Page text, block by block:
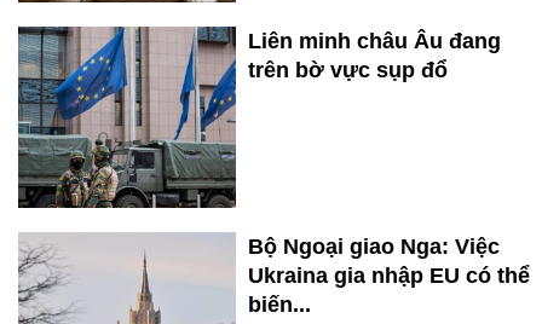
Liên minh châu Âu đang
trên bờ vực sụp đổ
Bộ Ngoại giao Nga: Việc
Ukraina gia nhập EU có thể
biến...